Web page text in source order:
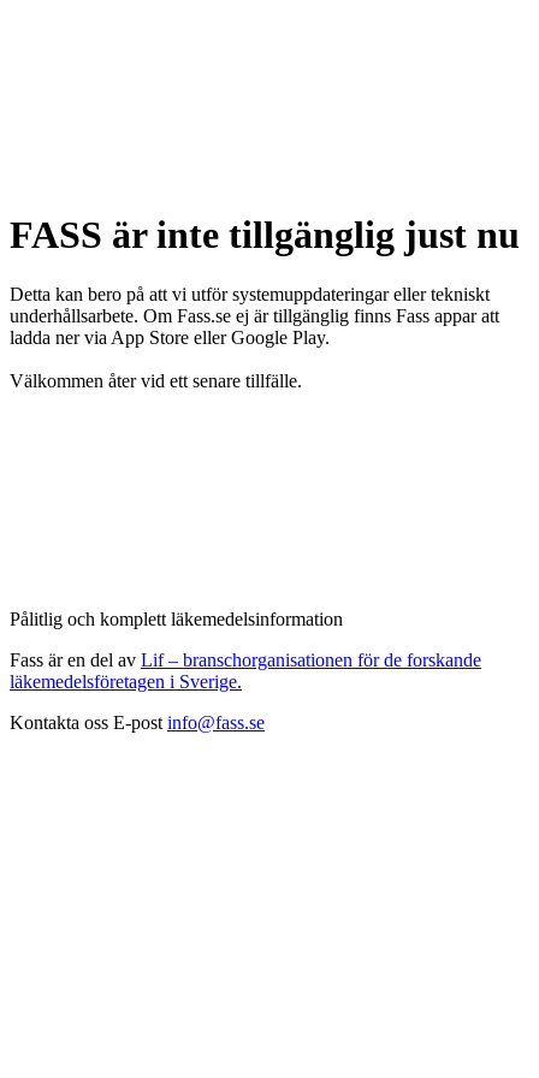
FASS är inte tillgänglig just nu
Detta kan bero på att vi utför systemuppdateringar eller tekniskt
underhållsarbete. Om Fass.se ej är tillgänglig finns Fass appar att
ladda ner via App Store eller Google Play.
Välkommen åter vid ett senare tillfälle.
Pålitlig och komplett läkemedelsinformation
Fass är en del av Lif – branschorganisationen för de forskande
läkemedelsföretagen i Sverige.
Kontakta oss E-post info@fass.se